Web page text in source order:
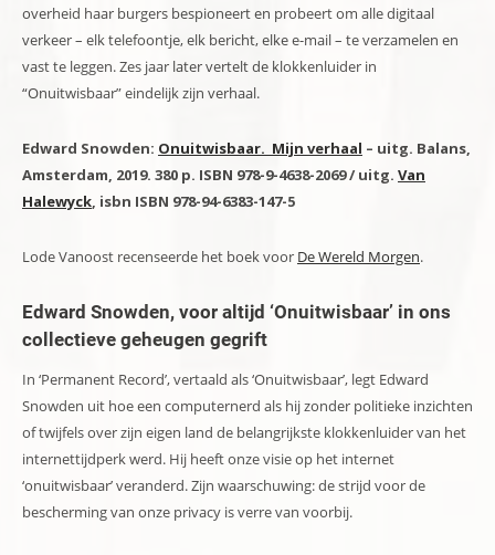
overheid haar burgers bespioneert en probeert om alle digitaal
verkeer – elk telefoontje, elk bericht, elke e-mail – te verzamelen en
vast te leggen. Zes jaar later vertelt de klokkenluider in
“Onuitwisbaar” eindelijk zijn verhaal.
Edward Snowden: Onuitwisbaar. Mijn verhaal – uitg. Balans,
Amsterdam, 2019. 380 p. ISBN 978-9-4638-2069 / uitg. Van
Halewyck, isbn ISBN 978-94-6383-147-5
Lode Vanoost recenseerde het boek voor De Wereld Morgen.
Edward Snowden, voor altijd ‘Onuitwisbaar’ in ons
collectieve geheugen gegrift
In ‘Permanent Record’, vertaald als ‘Onuitwisbaar’, legt Edward
Snowden uit hoe een computernerd als hij zonder politieke inzichten
of twijfels over zijn eigen land de belangrijkste klokkenluider van het
internettijdperk werd. Hij heeft onze visie op het internet
‘onuitwisbaar’ veranderd. Zijn waarschuwing: de strijd voor de
bescherming van onze privacy is verre van voorbij.